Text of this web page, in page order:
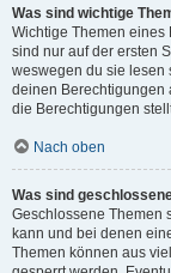
Was sind wichtige
Wichtige Themen eines
sind nur auf der ersten
weswegen du sie lesen
deinen Berechtigungen
die Berechtigungen
Nach oben
Was sind
Geschlossene Themen
kann und bei denen
Themen können aus